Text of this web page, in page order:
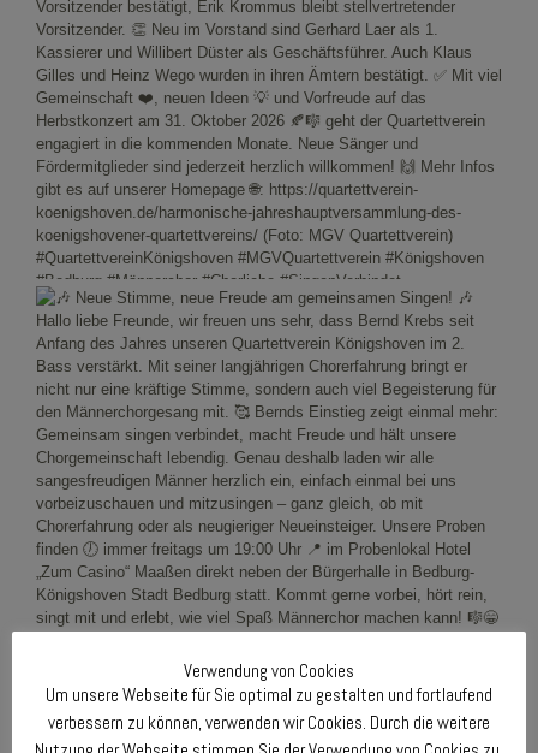
Verwendung von Cookies
Um unsere Webseite für Sie optimal zu gestalten und fortlaufend
verbessern zu können, verwenden wir Cookies. Durch die weitere